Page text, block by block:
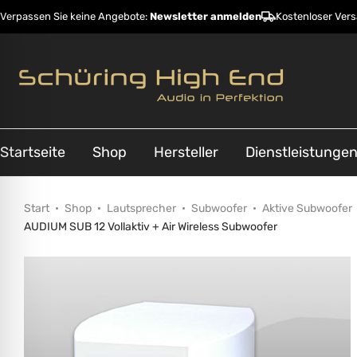
Verpassen Sie keine Angebote: Newsletter anmelden Kostenloser
Startseite Shop Hersteller Dienstleistungen
Start Shop Lautsprecher Subwoofer
Aktive Subwoofer
AUDIUM SUB 12 Vollaktiv + Air Wireless Subwoofer